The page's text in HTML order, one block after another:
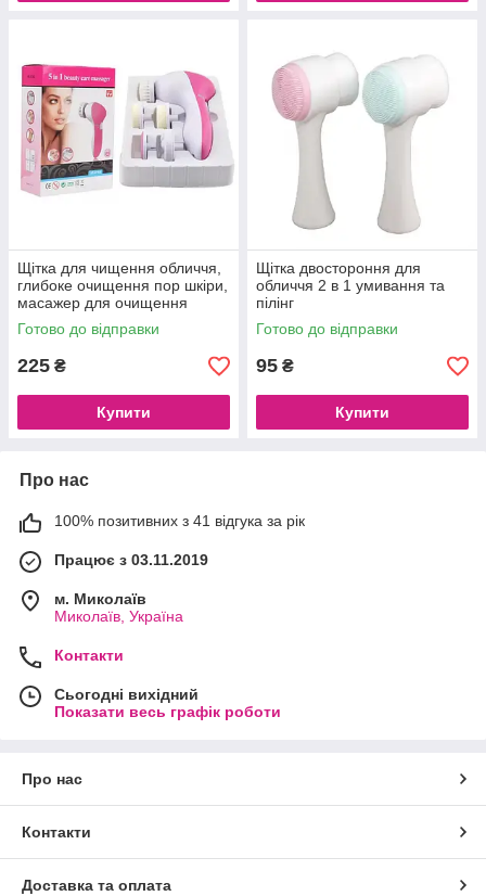
Щітка для чищення обличчя,
глибоке очищення пор шкіри,
масажер для очищення
чорних точок
Готово до відправки
225 ₴
Купити
Щітка двостороння для
обличчя 2 в 1 умивання та
пілінг
Готово до відправки
95 ₴
Купити
Про нас
100% позитивних з 41 відгука за рік
Працює з 03.11.2019
м. Миколаїв
Миколаїв, Україна
Контакти
Сьогодні вихідний
Показати весь графік роботи
Про нас
Контакти
Доставка та оплата